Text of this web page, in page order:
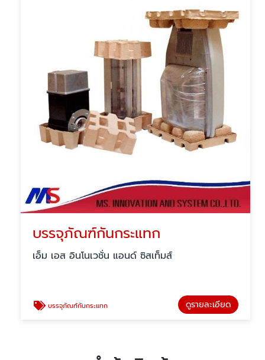
บรรจุภัณฑ์กันกระแทก
เอ็ม เอส อินโนเวชั่น แอนด์ ซิสเท็มส์
บรรจุภัณฑ์กันกระแทก ดูรายละเอียด